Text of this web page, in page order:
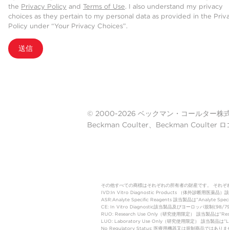
the Privacy Policy and Terms of Use. I also understand my privacy
choices as they pertain to my personal data as provided in the
Policy under “Your Privacy Choices”.
送信
© 2000-2026 ベックマン・コールター株
Beckman Coulter、Beckman Coulter ロ
その他すべての商標はそれぞれの所有者の財産です。 それ
IVD:In Vitro Diagnostic Products （体外診断用医薬品）該
ASR:Analyte Specific Reagents 該当製品は”Analyte
CE: In Vitro Diagnostic該当製品及びヨーロッパ規制(98/
RUO: Research Use Only（研究使用限定） 該当製品は
LUO: Laboratory Use Only（研究使用限定） 該当製品は
No Regulatory Status: 医療用機器又は規制商品ではありま